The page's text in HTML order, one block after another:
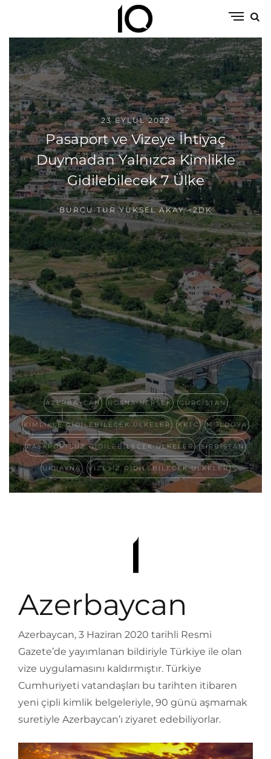
23 EYLÜL 2022
Pasaport ve Vizeye İhtiyaç
Duymadan Yalnızca Kimlikle
Gidilebilecek 7 Ülke
BURCU TUR YÜKSEL AKAY ~2DK
AZERBAYCAN BOSNA HERSEK GÜRCISTAN
KIMLIKLE GIDILEBILECEK ÜLKELER KKTC MOLDOVA
PASAPORTSUZ GIDILEBILECEK ÜLKELER SIRBISTAN
UKRAYNA VIZESIZ GIDILEBILECEK ÜLKELER
Azerbaycan
Azerbaycan, 3 Haziran 2020 tarihli Resmi
Gazete’de yayımlanan bildiriyle Türkiye ile olan
vize uygulamasını kaldırmıştır. Türkiye
Cumhuriyeti vatandaşları bu tarihten itibaren
yeni çipli kimlik belgeleriyle, 90 günü aşmamak
suretiyle Azerbaycan’ı ziyaret edebiliyorlar.